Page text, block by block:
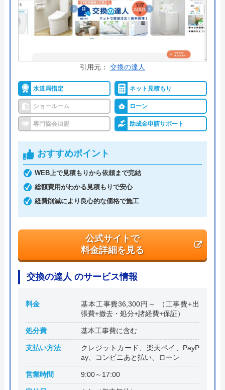
公式サイトで
料金詳細を見る
今すぐ電話で相談する
受付時間： 9:00～18:00
交換できるくん の基本情報
運営会社 株式会社交換できるくん
創業・設立 1998年11月13日設立
本社所在地
〒150-0011
東京都渋谷区東1丁目26-20 東京建物東
引用元： 交換の達人
水道局指定 ネット見積もり
ショールーム ローン
専門協会加盟 助成金申請サポート
おすすめポイント
WEB上で見積もりから依頼まで完結
総額費用がわかる見積もりで安心
経費削減により良心的な価格で施工
公式サイトで
料金詳細を見る
交換の達人 のサービス情報
料金
基本工事費36,300円～ （工事費+出
張費+撤去・処分+諸経費+保証）
処分費 基本工事費に含む
支払い方法
クレジットカード、楽天ペイ、PayP
ay、コンビニあと払い、ローン
営業時間 9:00～17:00